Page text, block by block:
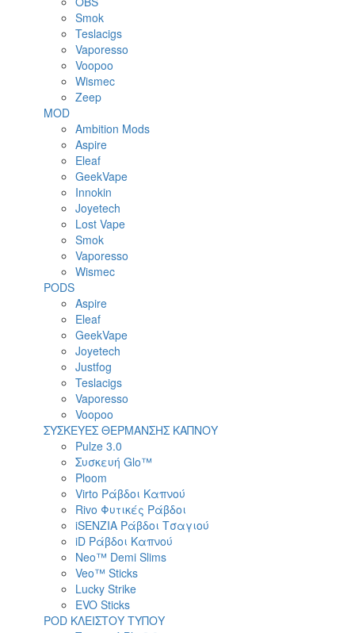
Smok
Teslacigs
Vaporesso
Voopoo
Wismec
Zeep
MOD
Ambition Mods
Aspire
Eleaf
GeekVape
Innokin
Joyetech
Lost Vape
Smok
Vaporesso
Wismec
PODS
Aspire
Eleaf
GeekVape
Joyetech
Justfog
Teslacigs
Vaporesso
Voopoo
ΣΥΣΚΕΥΕΣ ΘΕΡΜΑΝΣΗΣ ΚΑΠΝΟΥ
Pulze 3.0
Συσκευή Glo™
Ploom
Virto Ράβδοι Καπνού
Rivo Φυτικές Ράβδοι
iSENZIA Ράβδοι Τσαγιού
iD Ράβδοι Καπνού
Neo™ Demi Slims
Veo™ Sticks
Lucky Strike
EVO Sticks
POD ΚΛΕΙΣΤΟΥ ΤΥΠΟΥ